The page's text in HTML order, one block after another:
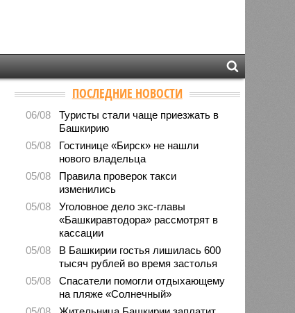
ПОСЛЕДНИЕ НОВОСТИ
06/08
Туристы стали чаще приезжать в
Башкирию
05/08
Гостинице «Бирск» не нашли
нового владельца
05/08
Правила проверок такси
изменились
05/08
Уголовное дело экс-главы
«Башкиравтодора» рассмотрят в
кассации
05/08
В Башкирии гостья лишилась 600
тысяч рублей во время застолья
05/08
Спасатели помогли отдыхающему
на пляже «Солнечный»